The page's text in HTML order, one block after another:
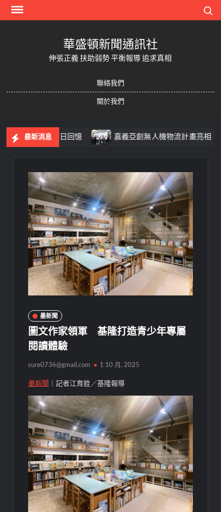
Skip
華盛頓新聞通訊社
伸張正義 扶助弱勢 平衡報導 追求真相
聯絡我們
關於我們
最新消息
留下夏日回憶 嘉義亞創無人機物流計畫亮相 無人機
墨新聞
圖文作家領軍 基隆打造青少年專屬
閱讀體驗
sure0736@gmail.com 1 10 月, 2025
墨新聞 ｜記者江育銓／基隆報導